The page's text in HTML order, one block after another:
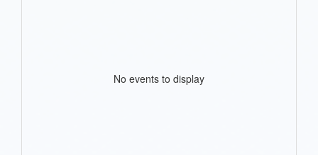
No events to display